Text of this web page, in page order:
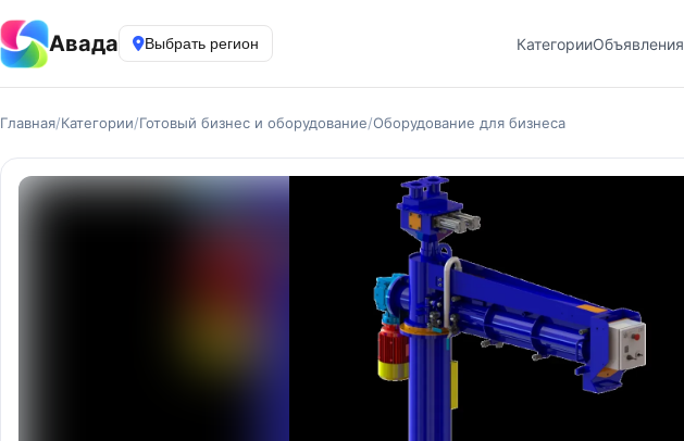
Авада Выбрать регион КатегорииОбъявления
Главная/Категории/Готовый бизнес и оборудование/Оборудование для бизнеса